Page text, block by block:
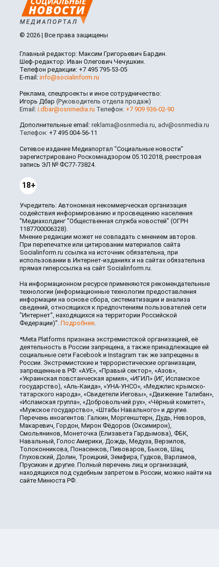
© 2026 | Все права защищены
Главный редактор: Максим Григорьевич Бардин.
Шеф-редактор: Иван Олегович Чечушкин.
Телефон редакции: +7 495 795-53-05
E-mail: info@socialinform.ru
Реклама, спецпроекты и иное сотрудничество:
Игорь Дбар (Руководитель отдела продаж)
Email: i.dbar@osnmedia.ru Телефон: +7 909 936-02-90
Дополнительные email: reklama@osnmedia.ru, adv@osnmedia.ru
Телефон: +7 495 004-56-11
Сетевое издание Медиапортал "Социальные новости"
зарегистрировано Роскомнадзором 05.10.2018, реестровая
запись ЭЛ № ФС77-73824.
18+
Учредитель: Автономная некоммерческая организация
содействия информированию и просвещению населения
"Медиахолдинг "Общественная служба новостей" (ОГРН
1187700006328).
Мнение редакции может не совпадать с мнением авторов.
При перепечатке или цитировании материалов сайта
Socialinform.ru ссылка на источник обязательна, при
использовании в Интернет-изданиях и на сайтах обязательна
прямая гиперссылка на сайт Socialinform.ru.
На информационном ресурсе применяются рекомендательные
технологии (информационные технологии предоставления
информации на основе сбора, систематизации и анализа
сведений, относящихся к предпочтениям пользователей сети
"Интернет", находящихся на территории Российской
Федерации)". Подробнее.
*Meta Platforms признана экстремистской организацией, её
деятельность в России запрещена, а также принадлежащие ей
социальные сети Facebook и Instagram так же запрещены в
России. Экстремистские и террористические организации,
запрещенные в РФ: «АУЕ», «Правый сектор», «Азов»,
«Украинская повстанческая армия», «ИГИЛ» (ИГ, Исламское
государство), «Аль-Каида», «УНА-УНСО», «Меджлис крымско-
татарского народа», «Свидетели Иеговы», «Движение Талибан»,
«Исламская группа», «Добровольчий рух», «Чёрный комитет»,
«Мужское государство», «Штабы Навального» и другие.
Перечень иноагентов: Галкин, Моргенштерн, Дудь, Невзоров,
Макаревич, Гордон, Мирон Фёдоров (Оксимирон),
Смольянинов, Монеточка (Елизавета Гардымова), ФБК,
Навальный, Голос Америки, Дождь, Медуза, Верзилов,
Толоконникова, Понасенков, Пивоваров, Быков, Шац,
Глуховский, Долин, Троицкий, Земфира, Гудков, Варламов,
Прусикин и другие. Полный перечень лиц и организаций,
находящихся под судебным запретом в России, можно найти на
сайте Минюста РФ.